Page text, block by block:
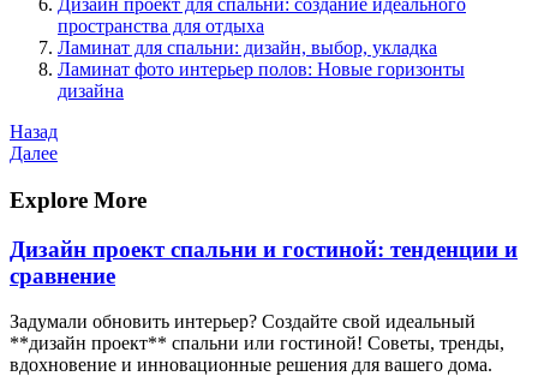
Дизайн проект для спальни: создание идеального
пространства для отдыха
Ламинат для спальни: дизайн, выбор, укладка
Ламинат фото интерьер полов: Новые горизонты
дизайна
Навигация
по
записям
Предыдущая
запись
Назад
Следующая
Далее
Explore More
Дизайн проект спальни и гостиной: тенденции и
сравнение
Задумали обновить интерьер? Создайте свой идеальный
**дизайн проект** спальни или гостиной! Советы, тренды,
вдохновение и инновационные решения для вашего дома.